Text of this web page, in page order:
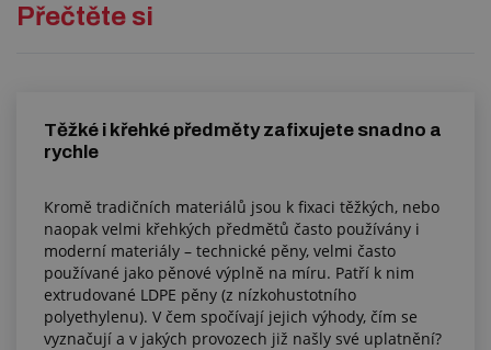
Přečtěte si
Těžké i křehké předměty zafixujete snadno a
rychle
Kromě tradičních materiálů jsou k fixaci těžkých, nebo
naopak velmi křehkých předmětů často používány i
moderní materiály – technické pěny, velmi často
používané jako pěnové výplně na míru. Patří k nim
extrudované LDPE pěny (z nízkohustotního
polyethylenu). V čem spočívají jejich výhody, čím se
vyznačují a v jakých provozech již našly své uplatnění?